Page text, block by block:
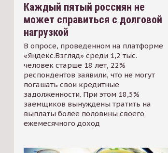
Каждый пятый россиян не
может справиться с долговой
нагрузкой
В опросе, проведенном на платформе
«Яндекс.Взгляд» среди 1,2 тыс.
человек старше 18 лет, 22%
респондентов заявили, что не могут
погашать свои кредитные
задолженности. При этом 18,5%
заемщиков вынуждены тратить на
выплаты более половины своего
ежемесячного доход